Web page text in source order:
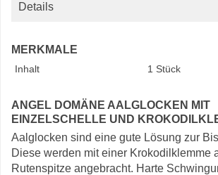
Details
MERKMALE
Inhalt 1 Stück
ANGEL DOMÄNE AALGLOCKEN MIT
EINZELSCHELLE UND
Aalglocken sind eine gute Lösung zur
Diese werden mit einer Krokodilklemme
Rutenspitze angebracht. Harte